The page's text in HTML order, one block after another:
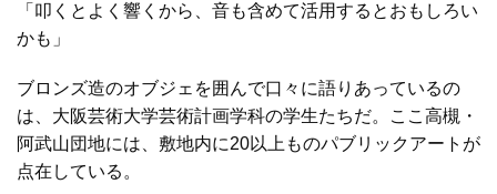
「叩くとよく響くから、音も含めて活用するとおもしろい
かも」
ブロンズ造のオブジェを囲んで口々に語りあっているの
は、大阪芸術大学芸術計画学科の学生たちだ。ここ高槻・
阿武山団地には、敷地内に20以上ものパブリックアートが
点在している。